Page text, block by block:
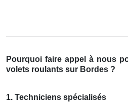
Pourquoi faire appel à nous
volets roulants sur Bordes ?
1. Techniciens spécialisés